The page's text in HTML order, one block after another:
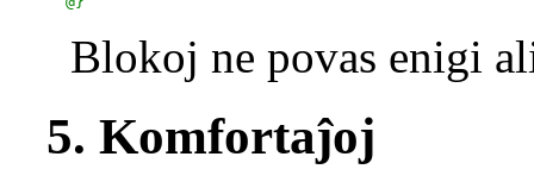
Blokoj ne povas enigi
5. Komfortaĵoj